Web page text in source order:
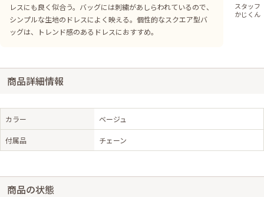
レスにも良く似合う。バッグには刺繍があしらわれているので、
シンプルな生地のドレスによく映える。個性的なスクエア型バ
ッグは、トレンド感のあるドレスにおすすめ。
スタッフ
かじくん
商品詳細情報
カラー ベージュ
付属品 チェーン
商品の状態